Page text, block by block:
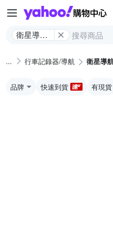
衛星導航
行車記錄器/導航 衛星導
品牌 快速到貨 有現貨